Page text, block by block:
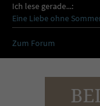
Ich lese gerade...:
Eine Liebe ohne
Zum Forum